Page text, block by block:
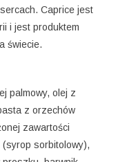
Caprice jest
i jest produktem
świecie.
palmowy, olej z
z orzechów
zawartości
(syrop sorbitolowy),